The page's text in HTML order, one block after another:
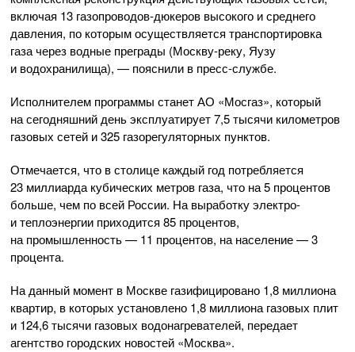
включая 13 газопроводов-дюкеров высокого и среднего
давления, по которым осуществляется транспортировка
газа через водные преграды (Москву-реку, Яузу
и водохранилища), — пояснили в пресс-службе.
Исполнителем программы станетАО «Мосгаз», который
на сегодняшний день эксплуатирует 7,5 тысячи километров
газовых сетей и 325 газорегуляторных пунктов.
Отмечается, что в столице каждый год потребляется
23 миллиарда кубических метров газа, что на 5 процентов
больше, чем по всей России. На выработку электро-
и теплоэнергии приходится 85 процентов,
на промышленность — 11 процентов, на население — 3
процента.
На данный момент в Москве газифицировано 1,8 миллиона
квартир, в которых установлено 1,8 миллиона газовых плит
и 124,6 тысячи газовых водонагревателей, передает
агентство городских новостей «Москва».